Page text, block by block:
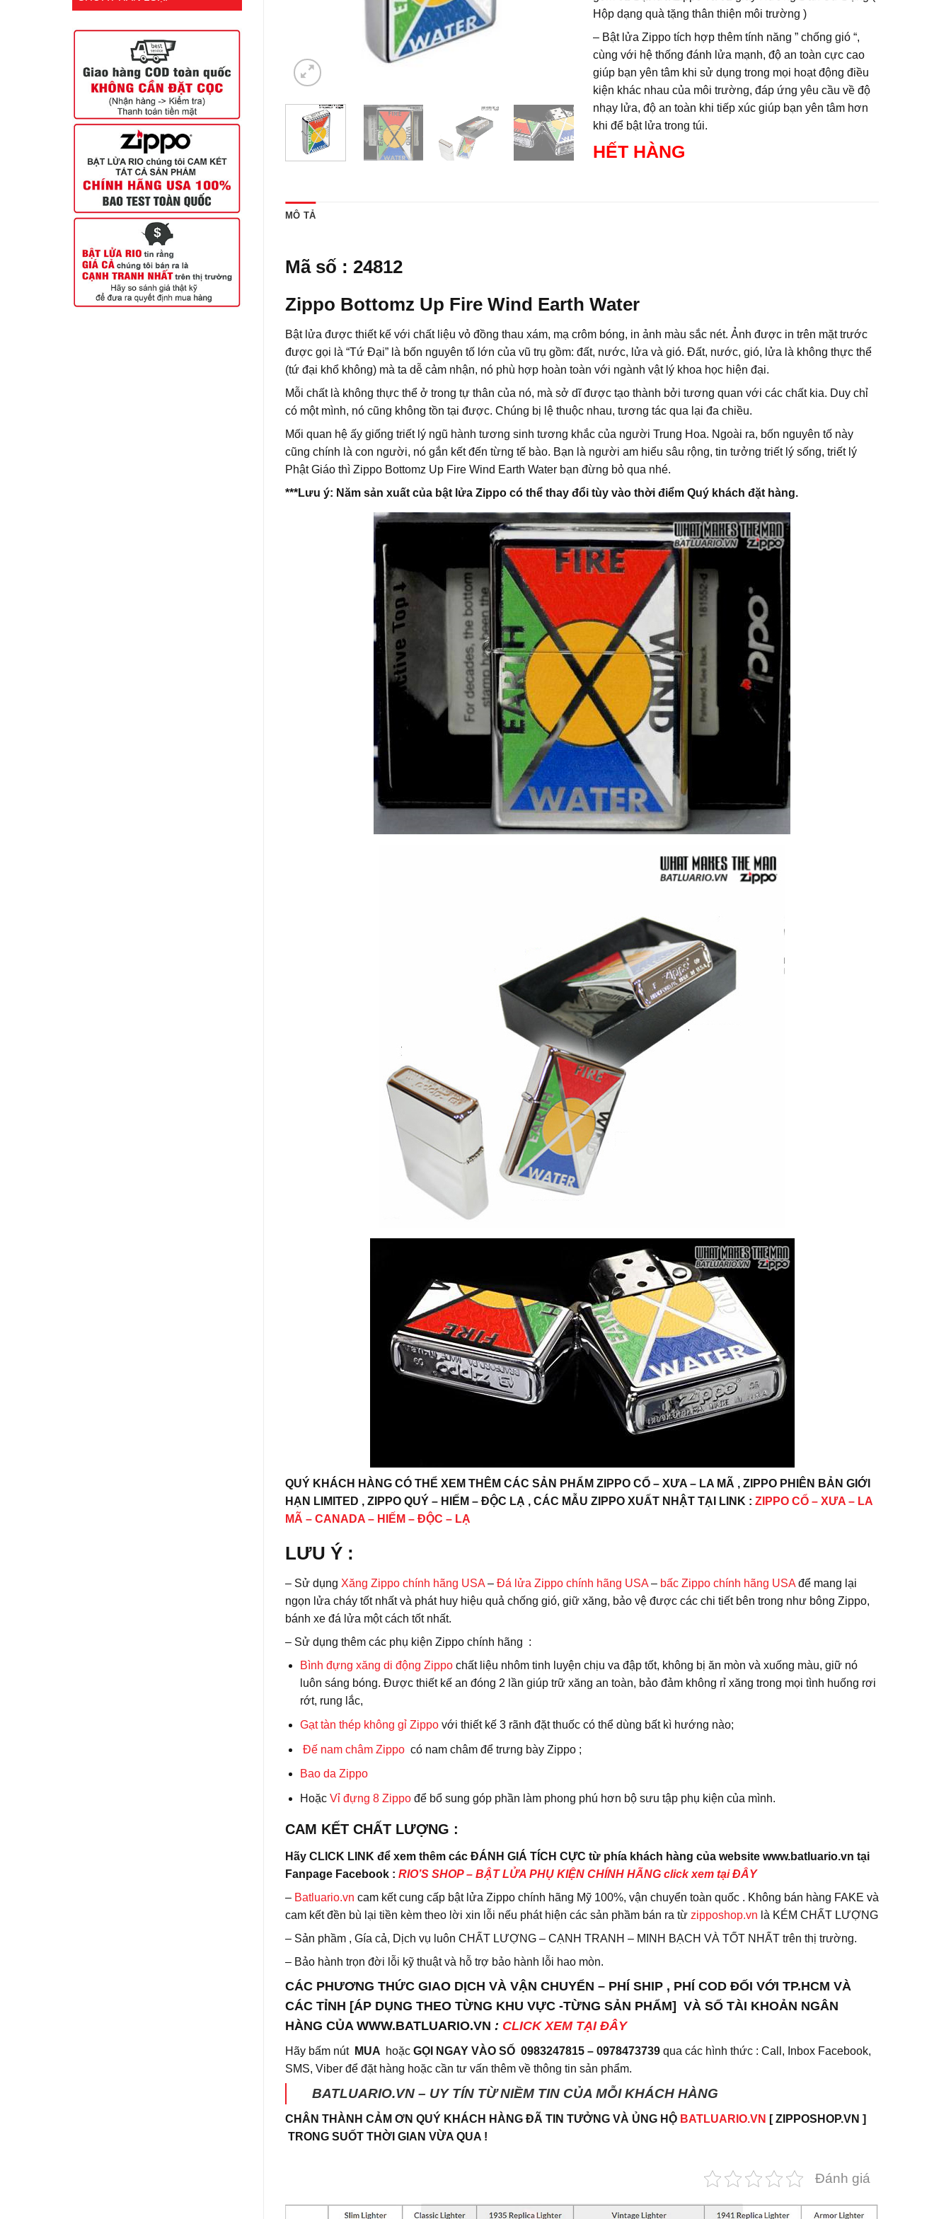
Hộp dạng quà tặng thân thiện môi trường )
– Bật lửa Zippo tích hợp thêm tính năng ” chống gió “,
cùng với hệ thống đánh lửa mạnh, độ an toàn cực cao
giúp bạn yên tâm khi sử dụng trong mọi hoạt động điều
kiện khác nhau của môi trường, đáp ứng yêu cầu về độ
nhạy lửa, độ an toàn khi tiếp xúc giúp bạn yên tâm hơn
khi để bật lửa trong túi.
HẾT HÀNG
MÔ TẢ
Mã số : 24812
Zippo Bottomz Up Fire Wind Earth Water
Bật lửa được thiết kế với chất liệu vỏ đồng thau xám, mạ crôm bóng, in ảnh màu sắc nét. Ảnh được in trên mặt trước
được gọi là “Tứ Đại” là bốn nguyên tố lớn của vũ trụ gồm: đất, nước, lửa và gió. Đất, nước, gió, lửa là không thực thể
(tứ đại khổ không) mà ta dễ cảm nhận, nó phù hợp hoàn toàn với ngành vật lý khoa học hiện đại.
Mỗi chất là không thực thể ở trong tự thân của nó, mà sở dĩ được tạo thành bởi tương quan với các chất kia. Duy chỉ
có một mình, nó cũng không tồn tại được. Chúng bị lệ thuộc nhau, tương tác qua lại đa chiều.
Mối quan hệ ấy giống triết lý ngũ hành tương sinh tương khắc của người Trung Hoa. Ngoài ra, bốn nguyên tố này
cũng chính là con người, nó gắn kết đến từng tế bào. Bạn là người am hiểu sâu rộng, tin tưởng triết lý sống, triết lý
Phật Giáo thì Zippo Bottomz Up Fire Wind Earth Water bạn đừng bỏ qua nhé.
***Lưu ý: Năm sản xuất của bật lửa Zippo có thể thay đổi tùy vào thời điểm Quý khách đặt hàng.
QUÝ KHÁCH HÀNG CÓ THỂ XEM THÊM CÁC SẢN PHẨM ZIPPO CỔ – XƯA – LA MÃ , ZIPPO PHIÊN BẢN GIỚI
HẠN LIMITED , ZIPPO QUÝ – HIẾM – ĐỘC LẠ , CÁC MẪU ZIPPO XUẤT NHẬT TẠI LINK : ZIPPO CỔ – XƯA – LA
MÃ – CANADA – HIẾM – ĐỘC – LẠ
LƯU Ý :
– Sử dụng Xăng Zippo chính hãng USA – Đá lửa Zippo chính hãng USA – bấc Zippo chính hãng USA để mang lại
ngọn lửa cháy tốt nhất và phát huy hiệu quả chống gió, giữ xăng, bảo vệ được các chi tiết bên trong như bông Zippo,
bánh xe đá lửa một cách tốt nhất.
– Sử dụng thêm các phụ kiện Zippo chính hãng :
Bình đựng xăng di động Zippochất liệu nhôm tinh luyện chịu va đập tốt, không bị ăn mòn và xuống màu, giữ nó
luôn sáng bóng. Được thiết kế an đóng 2 lần giúp trữ xăng an toàn, bảo đảm không rỉ xăng trong mọi tình huống rơi
rớt, rung lắc,
Gạt tàn thép không gỉ Zippo với thiết kế 3 rãnh đặt thuốc có thể dùng bất kì hướng nào;
Đế nam châm Zippocó nam châm để trưng bày Zippo ;
Bao da Zippo
Hoặc Vỉ đựng 8 Zippođể bổ sung góp phần làm phong phú hơn bộ sưu tập phụ kiện của mình.
CAM KẾT CHẤT LƯỢNG :
Hãy CLICK LINK để xem thêm các ĐÁNH GIÁ TÍCH CỰC từ phía khách hàng của website www.batluario.vn tại
Fanpage Facebook : RIO’S SHOP – BẬT LỬA PHỤ KIỆN CHÍNH HÃNG click xem tại ĐÂY
– Batluario.vn cam kết cung cấp bật lửa Zippo chính hãng Mỹ 100%, vận chuyển toàn quốc . Không bán hàng FAKE và
cam kết đền bù lại tiền kèm theo lời xin lỗi nếu phát hiện các sản phầm bán ra từ zipposhop.vn là KÉM CHẤT LƯỢNG
– Sản phầm , Gía cả, Dịch vụ luôn CHẤT LƯỢNG – CẠNH TRANH – MINH BẠCH VÀ TỐT NHẤT trên thị trường.
– Bảo hành trọn đời lỗi kỹ thuật và hỗ trợ bảo hành lỗi hao mòn.
CÁC PHƯƠNG THỨC GIAO DỊCH VÀ VẬN CHUYỂN – PHÍ SHIP , PHÍ COD ĐỐI VỚI TP.HCM VÀ
CÁC TỈNH [ÁP DỤNG THEO TỪNG KHU VỰC -TỪNG SẢN PHẨM] VÀ SỐ TÀI KHOẢN NGÂN
HÀNG CỦA WWW.BATLUARIO.VN : CLICK XEM TẠI ĐÂY
Hãy bấm nút MUA hoặc GỌI NGAY VÀO SỐ 0983247815 – 0978473739 qua các hình thức : Call, Inbox Facebook,
SMS, Viber để đặt hàng hoặc cần tư vấn thêm về thông tin sản phẩm.
BATLUARIO.VN – UY TÍN TỪ NIỀM TIN CỦA MỖI KHÁCH HÀNG
CHÂN THÀNH CẢM ƠN QUÝ KHÁCH HÀNG ĐÃ TIN TƯỞNG VÀ ỦNG HỘ BATLUARIO.VN [ ZIPPOSHOP.VN ]
TRONG SUỐT THỜI GIAN VỪA QUA !
Đánh giá